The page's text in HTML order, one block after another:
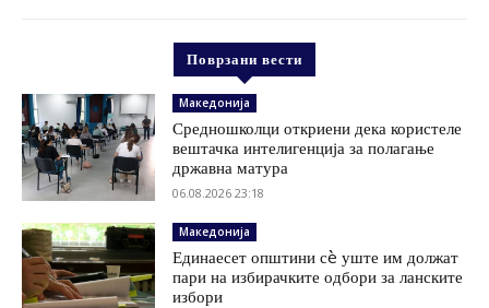
Поврзани вести
Македонија
Средношколци откриени дека користеле
вештачка интелигенција за полагање
државна матура
06.08.2026 23:18
Македонија
Единаесет општини сè уште им должат
пари на избирачките одбори за ланските
избори